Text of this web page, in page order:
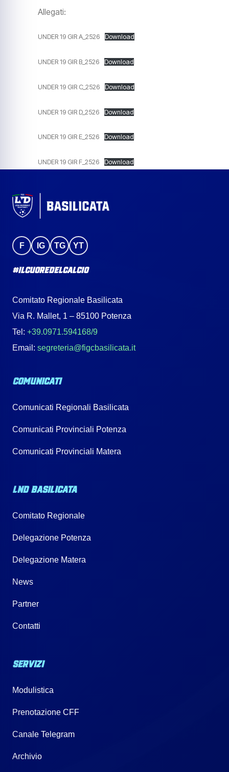
Allegati:
UNDER 19 GIR A_2526 Download
UNDER 19 GIR B_2526 Download
UNDER 19 GIR C_2526 Download
UNDER 19 GIR D_2526 Download
UNDER 19 GIR E_2526 Download
UNDER 19 GIR F_2526 Download
F IG TG YT
#IlCuoreDelCalcio
Comitato Regionale Basilicata
Via R. Mallet, 1 – 85100 Potenza
Tel: +39.0971.594168/9
Email: segreteria@figcbasilicata.it
COMUNICATI
Comunicati Regionali Basilicata
Comunicati Provinciali Potenza
Comunicati Provinciali Matera
LND BASILICATA
Comitato Regionale
Delegazione Potenza
Delegazione Matera
News
Partner
Contatti
SERVIZI
Modulistica
Prenotazione CFF
Canale Telegram
Archivio